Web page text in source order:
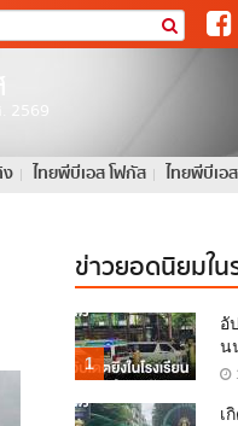
2569
ไทยพีบีเอส โฟกัส ไทยพีบีเอ
ข่าวยอดนิยมใ
1
อั
น
5
เ